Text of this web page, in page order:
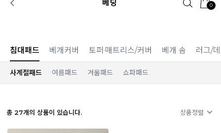
카카오 플친 추가하면1천원 즉시 할인 쿠폰
베딩 0
침대패드 베개커버 토퍼·매트리스/커버 베개 솜 러그/
사계절패드 여름패드 겨울패드 쇼파패드
총 27개의 상품이 있습니다. 상품정렬